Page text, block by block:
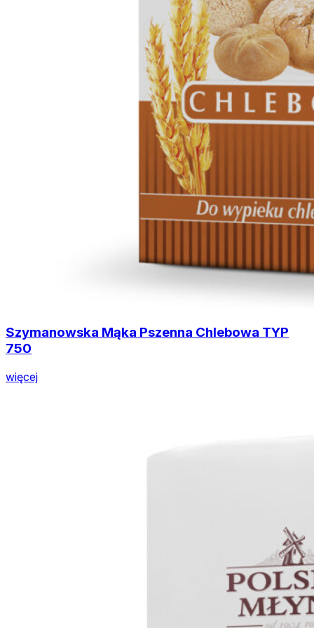
Szymanowska Mąka Pszenna Chlebowa TYP
750
więcej